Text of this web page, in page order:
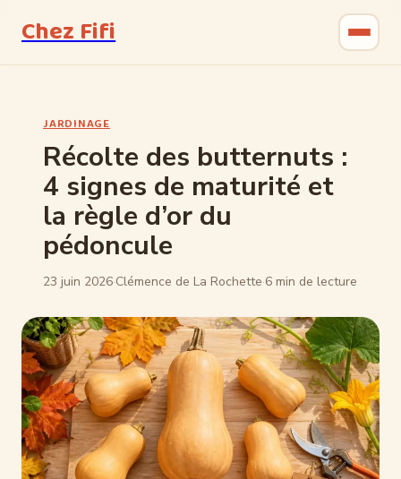
Chez Fifi
Bricolage
Jardinage
Maison & Déco
JARDINAGE
Récolte des butternuts :
4 signes de maturité et
la règle d’or du
pédoncule
23 juin 2026·Clémence de La Rochette·6 min de lecture